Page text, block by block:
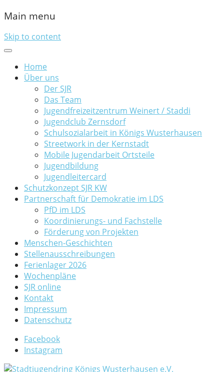
Main menu
Skip to content
Home
Über uns
Der SJR
Das Team
Jugendfreizeitzentrum Weinert / Staddi
Jugendclub Zernsdorf
Schulsozialarbeit in Königs Wusterhausen
Streetwork in der Kernstadt
Mobile Jugendarbeit Ortsteile
Jugendbildung
Jugendleitercard
Schutzkonzept SJR KW
Partnerschaft für Demokratie im LDS
PfD im LDS
Koordinierungs- und Fachstelle
Förderung von Projekten
Menschen-Geschichten
Stellenausschreibungen
Ferienlager 2026
Wochenpläne
SJR online
Kontakt
Impressum
Datenschutz
Facebook
Instagram